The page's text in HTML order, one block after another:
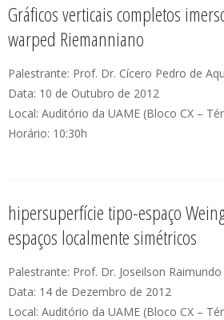
Gráficos verticais completos
warped Riemanniano
Palestrante: Prof. Dr. Cícero Pedro de
Data: 10 de Outubro de 2012
Local: Auditório da UAME (Bloco CX –
Horário: 10:30h
hipersuperfície tipo-espaço
espaços localmente simétricos
Palestrante: Prof. Dr. Joseilson
Data: 14 de Dezembro de 2012
Local: Auditório da UAME (Bloco CX –